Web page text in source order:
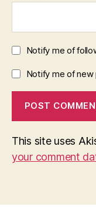
Notify me of
Notify me of
This site uses
your comment